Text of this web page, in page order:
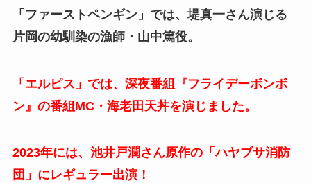
「ファーストペンギン」では、堤真一さん演じる
片岡の幼馴染の漁師・山中篤役。
「エルピス」では、深夜番組『フライデーボンボ
ン』の番組MC・海老田天丼を演じました。
2023年には、池井戸潤さん原作の「ハヤブサ消防
団」にレギュラー出演！